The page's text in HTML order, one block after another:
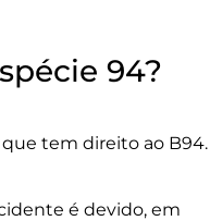
94?
que tem direito ao B94.
é devido, em